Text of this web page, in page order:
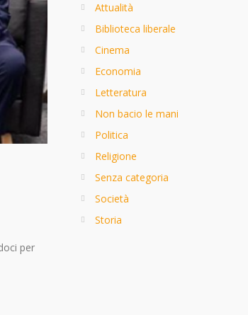
per
Attualità
Biblioteca liberale
Cinema
Economia
Letteratura
Non bacio le mani
Politica
Religione
Senza categoria
Società
Storia